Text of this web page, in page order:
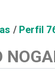
/ Perfil